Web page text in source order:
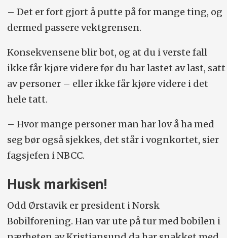
– Det er fort gjort å putte på for mange ting, og
dermed passere vektgrensen.
Konsekvensene blir bot, og at du i verste fall
ikke får kjøre videre før du har lastet av last, satt
av personer – eller ikke får kjøre videre i det
hele tatt.
– Hvor mange personer man har lov å ha med
seg bør også sjekkes, det står i vognkortet, sier
fagsjefen i NBCC.
Husk markisen!
Odd Ørstavik er president i Norsk
Bobilforening. Han var ute på tur med bobilen i